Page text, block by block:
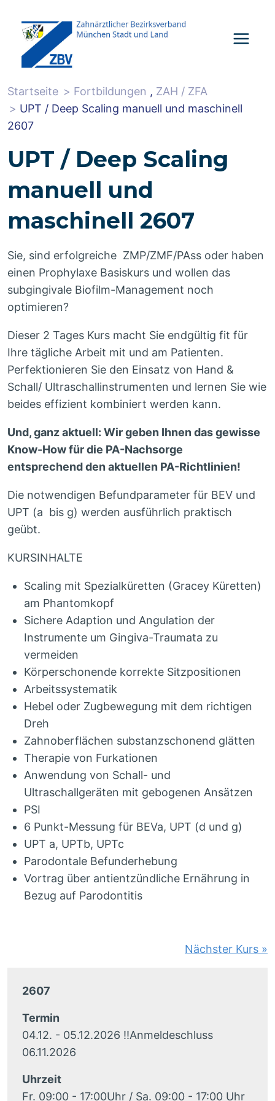
Inhalt
springen
Startseite Fortbildungen , ZAH / ZFA
UPT / Deep Scaling manuell und maschinell
2607
UPT / Deep Scaling
manuell und
maschinell 2607
Sie, sind erfolgreiche ZMP/ZMF/PAss oder haben
einen Prophylaxe Basiskurs und wollen das
subgingivale Biofilm-Management noch
optimieren?
Dieser 2 Tages Kurs macht Sie endgültig fit für
Ihre tägliche Arbeit mit und am Patienten.
Perfektionieren Sie den Einsatz von Hand &
Schall/ Ultraschallinstrumenten und lernen Sie wie
beides effizient kombiniert werden kann.
Und, ganz aktuell: Wir geben Ihnen das gewisse
Know-How für die PA-Nachsorge
entsprechend den aktuellen PA-Richtlinien!
Die notwendigen Befundparameter für BEV und
UPT (a bis g) werden ausführlich praktisch
geübt.
KURSINHALTE
Scaling mit Spezialküretten (Gracey Küretten)
am Phantomkopf
Sichere Adaption und Angulation der
Instrumente um Gingiva-Traumata zu
vermeiden
Körperschonende korrekte Sitzpositionen
Arbeitssystematik
Hebel oder Zugbewegung mit dem richtigen
Dreh
Zahnoberflächen substanzschonend glätten
Therapie von Furkationen
Anwendung von Schall- und
Ultraschallgeräten mit gebogenen Ansätzen
PSI
6 Punkt-Messung für BEVa, UPT (d und g)
UPT a, UPTb, UPTc
Parodontale Befunderhebung
Vortrag über antientzündliche Ernährung in
Bezug auf Parodontitis
Nächster Kurs »
2607
Termin
04.12. - 05.12.2026 !!Anmeldeschluss
06.11.2026
Uhrzeit
Fr. 09:00 - 17:00Uhr / Sa. 09:00 - 17:00 Uhr